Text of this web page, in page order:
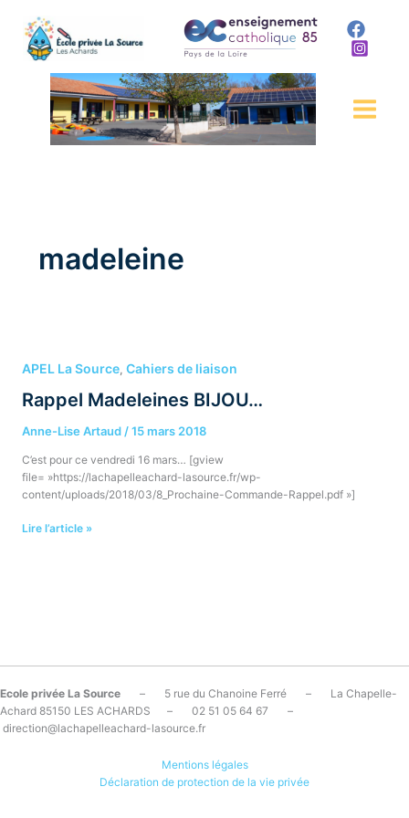
contenu
madeleine
APEL La Source,Cahiers de liaison
Rappel Madeleines BIJOU…
Anne-Lise Artaud /15 mars 2018
C’est pour ce vendredi 16 mars… [gview
file= »https://lachapelleachard-lasource.fr/wp-
content/uploads/2018/03/8_Prochaine-Commande-Rappel.pdf »]
Madeleines
Lire l’article »
Ecole privée La Source – 5 rue du Chanoine Ferré – La Chapelle-
Achard 85150 LES ACHARDS – 02 51 05 64 67 –
direction@lachapelleachard-lasource.fr
Mentions légales
Déclaration de protection de la vie privée